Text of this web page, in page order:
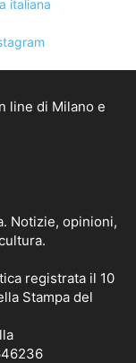
Notizie, opinioni,
registrata il 10
Stampa del